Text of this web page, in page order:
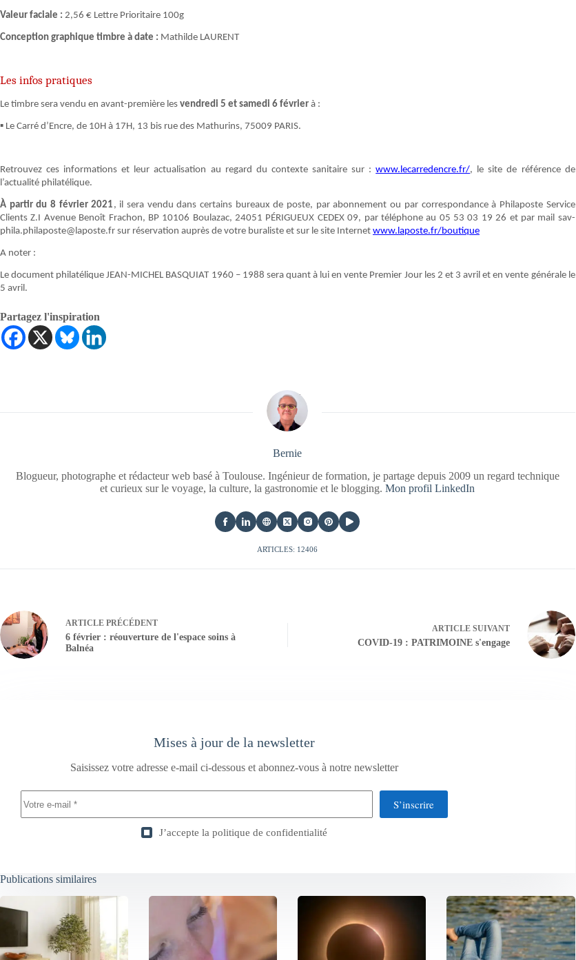
Valeur faciale : 2,56 € Lettre Prioritaire 100g
Conception graphique timbre à date : Mathilde LAURENT
Les infos pratiques
Le timbre sera vendu en avant-première les vendredi 5 et samedi 6 février à :
▪ Le Carré d’Encre, de 10H à 17H, 13 bis rue des Mathurins, 75009 PARIS.
Retrouvez ces informations et leur actualisation au regard du contexte sanitaire sur :www.lecarredencre.fr/, le site de référence de
l’actualité philatélique.
À partir du 8 février 2021 , il sera vendu dans certains bureaux de poste, par abonnement ou par correspondance à Philaposte Service
Clients Z.I Avenue Benoît Frachon, BP 10106 Boulazac, 24051 PÉRIGUEUX CEDEX 09, par téléphone au 05 53 03 19 26 et par mail sav-
phila.philaposte@laposte.fr sur réservation auprès de votre buraliste et sur le site Internet www.laposte.fr/boutique
A noter :
Le document philatélique JEAN-MICHEL BASQUIAT 1960 – 1988 sera quant à lui en vente Premier Jour les 2 et 3 avril et en vente générale le
5 avril.
Partagez l'inspiration
Bernie
Blogueur, photographe et rédacteur web basé à Toulouse. Ingénieur de formation, je partage depuis 2009 un regard technique
et curieux sur le voyage, la culture, la gastronomie et le blogging.Mon profil LinkedIn
ARTICLES: 12406
ARTICLE PRÉCÉDENT
6 février : réouverture de l'espace soins à
Balnéa
ARTICLESUIVANT
COVID-19 : PATRIMOINE s'engage
Mises à jour de la newsletter
Saisissez votre adresse e-mail ci-dessous et abonnez-vous à notre newsletter
S’inscrire
J’accepte la politique de confidentialité
Publications similaires